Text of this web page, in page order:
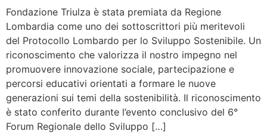
Fondazione Triulza è stata premiata da Regione
Lombardia come uno dei sottoscrittori più meritevoli
del Protocollo Lombardo per lo Sviluppo Sostenibile. Un
riconoscimento che valorizza il nostro impegno nel
promuovere innovazione sociale, partecipazione e
percorsi educativi orientati a formare le nuove
generazioni sui temi della sostenibilità. Il riconoscimento
è stato conferito durante l’evento conclusivo del 6°
Forum Regionale dello Sviluppo […]